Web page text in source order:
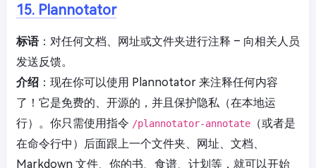
15. Plannotator
标语：对任何文档、网址或文件夹进行注释 – 向相关人员
发送反馈。
介绍 ：现在你可以使用 Plannotator 来注释任何内容
了！它是免费的、开源的，并且保护隐私（在本地运
行）。你只需使用指令 /plannotator-annotate （或者是
在命令行中）后面跟上一个文件夹、网址、文档、
Markdown 文件、你的书、食谱、计划等，就可以开始